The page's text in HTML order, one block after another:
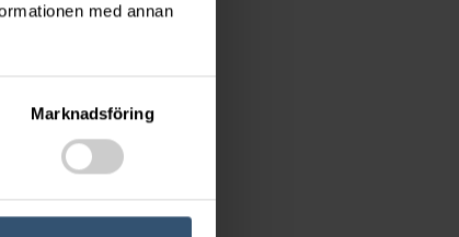
med annan
Marknadsföring